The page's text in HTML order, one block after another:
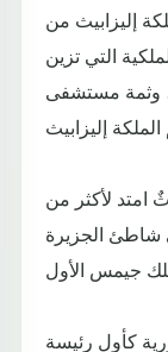
إليزابيث من
التي تزين
وثمة مستشفى
امتد لأكثر من
شاطئ الجزيرة
كأول رئيسة